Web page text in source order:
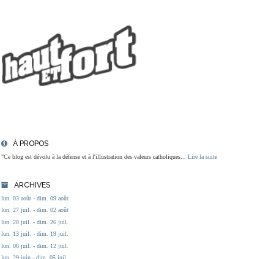
À PROPOS
"Ce blog est dévolu à la défense et à l'illustration des valeurs catholiques... Lire la suite
ARCHIVES
lun. 03 août - dim. 09 août
lun. 27 juil. - dim. 02 août
lun. 20 juil. - dim. 26 juil.
lun. 13 juil. - dim. 19 juil.
lun. 06 juil. - dim. 12 juil.
lun. 29 juin - dim. 05 juil.